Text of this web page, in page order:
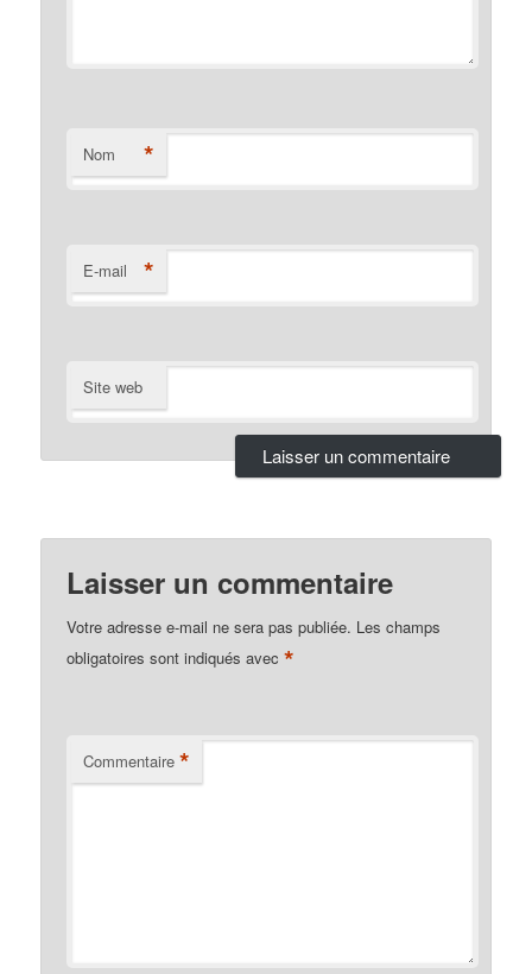
Nom *
E-mail *
Site web
Laisser un commentaire
Votre adresse e-mail ne sera pas publiée. Les champs
obligatoires sont indiqués avec*
Commentaire *